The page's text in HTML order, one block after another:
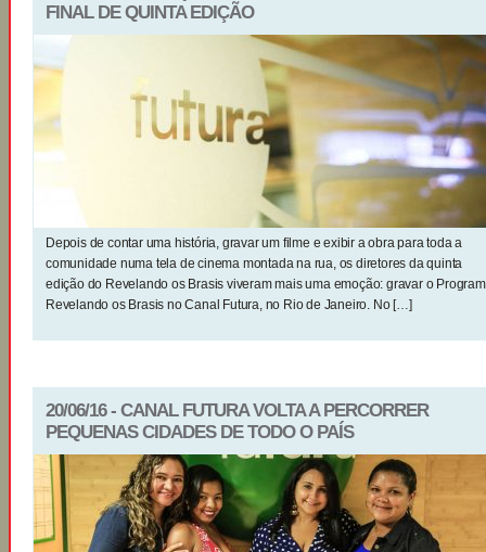
FINAL DE QUINTA EDIÇÃO
Depois de contar uma história, gravar um filme e exibir a obra para toda a
comunidade numa tela de cinema montada na rua, os diretores da quinta
edição do Revelando os Brasis viveram mais uma emoção: gravar o
Revelando os Brasis no Canal Futura, no Rio de Janeiro. No […]
20/06/16 - CANAL FUTURA VOLTA A PERCORRER
PEQUENAS CIDADES DE TODO O PAÍS